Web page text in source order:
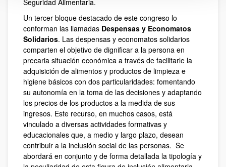
Seguridad Alimentaria.
Un tercer bloque destacado de este congreso lo
conforman las llamadas Despensas y Economatos
Solidarios. Las despensas y economatos solidarios
comparten el objetivo de dignificar a la persona en
precaria situación económica a través de facilitarle la
adquisición de alimentos y productos de limpieza e
higiene básicos con dos particularidades: fomentando
su autonomía en la toma de las decisiones y adaptando
los precios de los productos a la medida de sus
ingresos. Este recurso, en muchos casos, está
vinculado a diversas actividades formativas y
educacionales que, a medio y largo plazo, desean
contribuir a la inclusión social de las personas. Se
abordará en conjunto y de forma detallada la tipología y